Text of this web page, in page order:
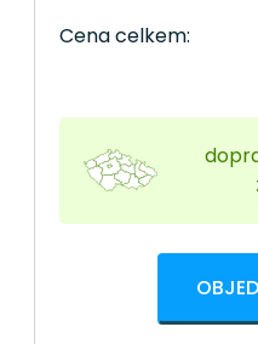
Cena celkem: